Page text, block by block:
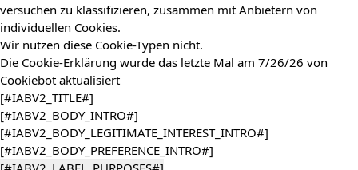
versuchen zu klassifizieren, zusammen mit Anbietern von
individuellen Cookies.
Wir nutzen diese Cookie-Typen nicht.
Die Cookie-Erklärung wurde das letzte Mal am 7/26/26 von
Cookiebot aktualisiert
[#IABV2_TITLE#]
[#IABV2_BODY_INTRO#]
[#IABV2_BODY_LEGITIMATE_INTEREST_INTRO#]
[#IABV2_BODY_PREFERENCE_INTRO#]